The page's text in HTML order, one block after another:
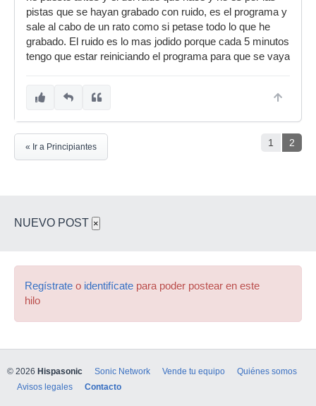
pistas que se hayan grabado con ruido, es el programa y
sale al cabo de un rato como si petase todo lo que he
grabado. El ruido es lo mas jodido porque cada 5 minutos
tengo que estar reiniciando el programa para que se vaya
1 2
« Ir a Principiantes
NUEVO POST ×
Regístrate o identifícate para poder postear en este
hilo
© 2026 Hispasonic Sonic Network Vende tu equipo
Quiénes somos
Avisos legales
Contacto